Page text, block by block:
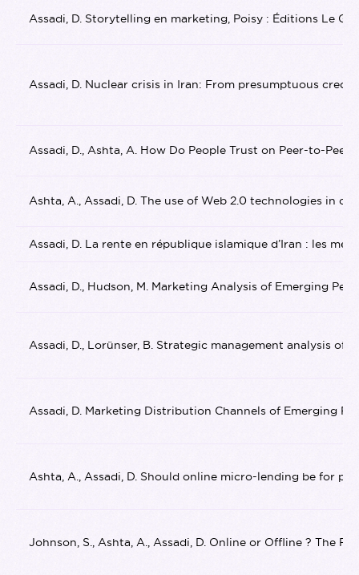
Assadi, D. Storytelling en marketing, Poisy : Éditions Le
Assadi, D. Nuclear crisis in Iran: From presumptuous
Assadi, D., Ashta, A. How Do People Trust on Peer-to-
Ashta, A., Assadi, D. The use of Web 2.0 technologies in
Assadi, D. La rente en république islamique d’Iran : les
Assadi, D., Hudson, M. Marketing Analysis of Emerging
Assadi, D., Lorünser, B. Strategic management analysis of
Assadi, D. Marketing Distribution Channels of Emerging
Ashta, A., Assadi, D. Should online micro-lending be for
Johnson, S., Ashta, A., Assadi, D. Online or Offline ? The